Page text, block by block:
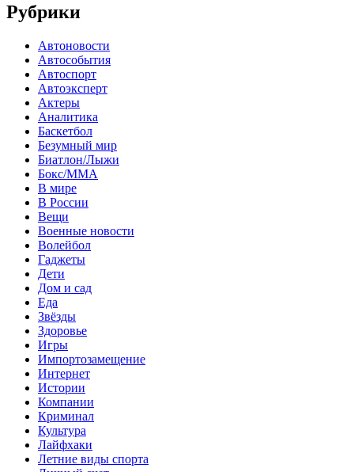
Рубрики
Автоновости
Автособытия
Автоспорт
Автоэксперт
Актеры
Аналитика
Баскетбол
Безумный мир
Биатлон/Лыжи
Бокс/MMA
В мире
В России
Вещи
Военные новости
Волейбол
Гаджеты
Дети
Дом и сад
Еда
Звёзды
Здоровье
Игры
Импортозамещение
Интернет
Истории
Компании
Криминал
Культура
Лайфхаки
Летние виды спорта